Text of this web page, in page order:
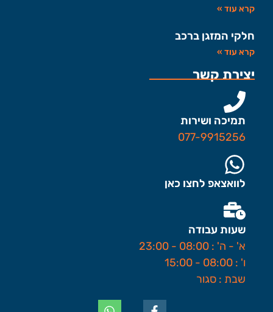
קרא עוד »
חלקי המזגן ברכב
קרא עוד »
יצירת קשר
תמיכה ושירות
077-9915256
לוואצאפ לחצו כאן
שעות עבודה
א' - ה' : 08:00 - 23:00
ו' : 08:00 - 15:00
שבת : סגור